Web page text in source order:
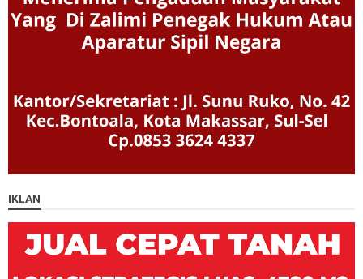
IKLAN